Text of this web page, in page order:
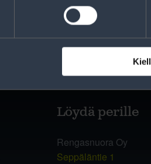
Löydä perille
Rengasnuora Oy
Seppäläntie 1